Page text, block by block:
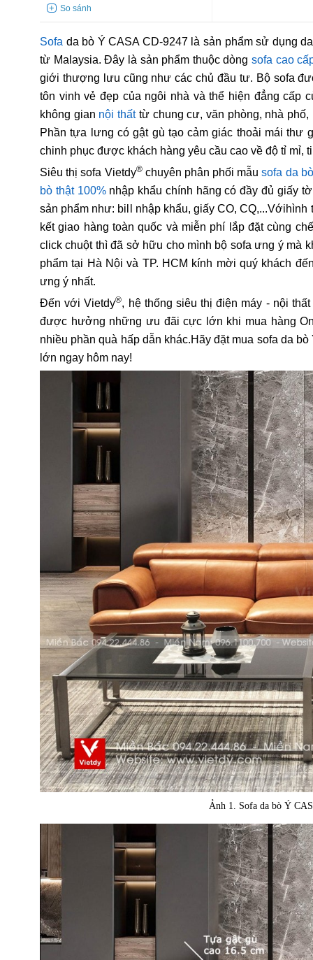
Sofa da bò Ý CASA CD-9247 là sản phẩm sử dụng
từ Malaysia. Đây là sản phẩm thuộc dòngsofa cao
giới thượng lưu cũng như các chủ đầu tư. Bộ sofa
tôn vinh vẻ đẹp của ngôi nhà và thể hiện đẳng cấp
không gian nội thấttừ chung cư, văn phòng, nhà phố,
Phần tựa lưng có gật gù tạo cảm giác thoải mái thư
chinh phục được khách hàng yêu cầu cao về độ tỉ mỉ,
Siêu thị sofa Vietdy®chuyên phân phối mẫusofa da
bò thật 100%nhập khẩu chính hãng có đầy đủ giấy
sản phẩm như: bill nhập khẩu, giấy CO,
kết giao hàng toàn quốc và miễn phí lắp đặt cùng
click chuột thì đã sở hữu cho mình bộ sofa ưng ý mà
phẩm tại Hà Nội và TP. HCM kính mời quý khách
ưng ý nhất.
Đến với Vietdy®, hệ thống siêu thị điện máy - nội
được hưởng những ưu đãi cực lớn khi mua hàng
nhiều phần quà hấp dẫn khác.Hãy đặt mua sofa da
lớn ngay hôm nay!
Ảnh 1. Sofa da bò Ý